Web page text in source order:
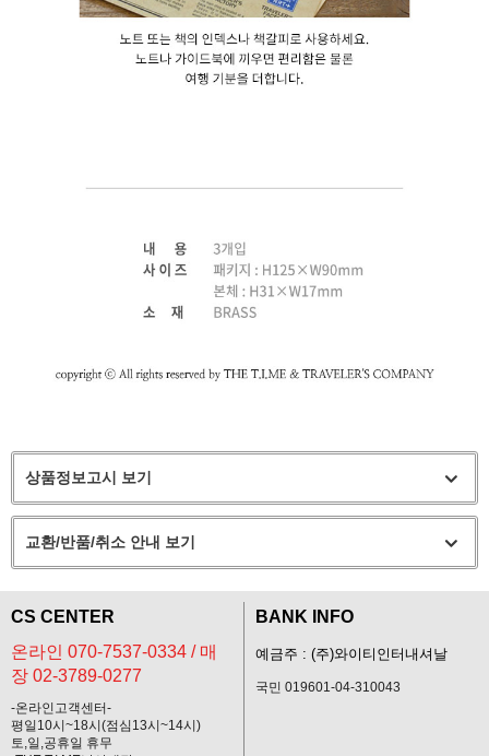
상품정보고시 보기
교환/반품/취소 안내 보기
CS CENTER
온라인 070-7537-0334 / 매
장 02-3789-0277
-온라인고객센터-
평일10시~18시(점심13시~14시)
토,일,공휴일 휴무
BANK INFO
예금주 : (주)와이티인터내셔날
국민 019601-04-310043